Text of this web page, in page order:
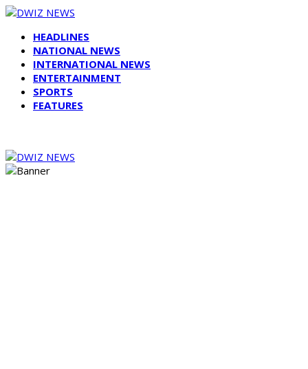
HEADLINES
NATIONAL NEWS
INTERNATIONAL NEWS
ENTERTAINMENT
SPORTS
FEATURES